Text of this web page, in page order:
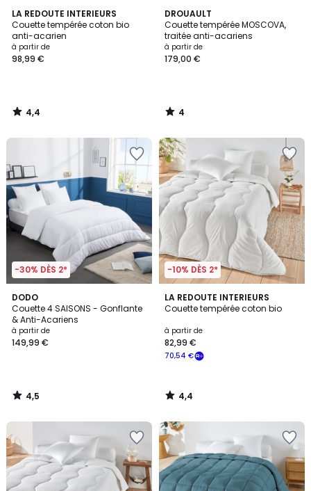
LA REDOUTE INTERIEURS
Couette tempérée coton bio
anti-acarien
à partir de
98,99 €
4,4
/ 5
4,4
/
DROUAULT
Couette tempérée MOSCOVA,
traitée anti-acariens
à partir de
179,00 €
4
/
5
4
/
-30% DÈS 2*
DODO
Couette 4 SAISONS - Gonflante
& Anti-Acariens
à partir de
149,99 €
4,5
/ 5
4,5
/
-10% DÈS 2*
LA REDOUTE INTERIEURS
Couette tempérée coton bio
à partir de
70,54 €
82,99 €
4,4
/ 5
4,4
/